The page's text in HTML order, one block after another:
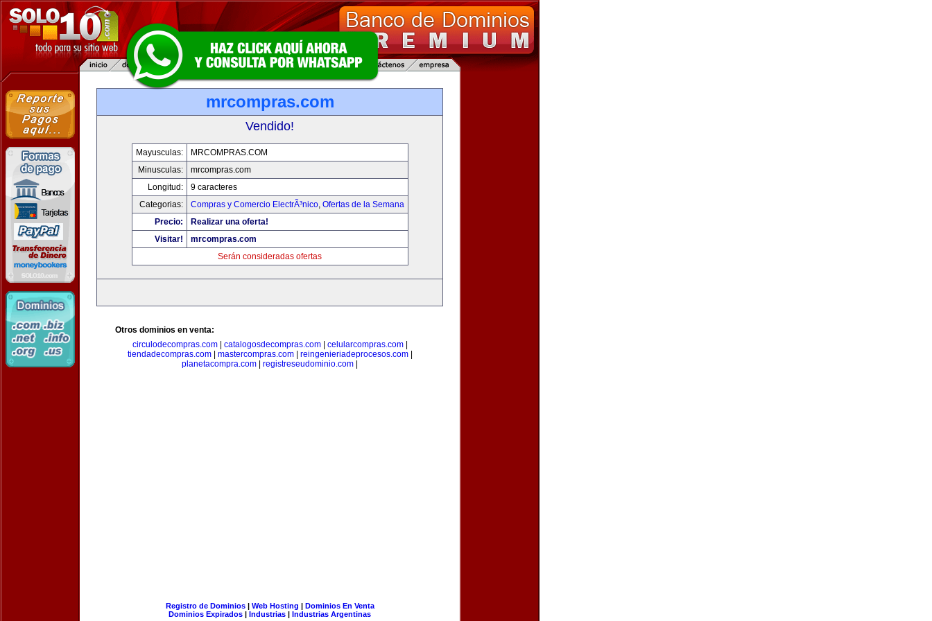
mrcompras.com
Vendido!
Mayusculas:
MRCOMPRAS.COM
Minusculas:
mrcompras.com
Longitud:
9 caracteres
Categorias:
Compras y Comercio ElectrÃ³nico, Ofertas de la Semana
Precio:
Realizar una oferta!
Visitar!
mrcompras.com
Serán consideradas ofertas
Otros dominios en venta:
circulodecompras.com| catalogosdecompras.com| celularcompras.com|
tiendadecompras.com| mastercompras.com| reingenieriadeprocesos.com|
planetacompra.com
registreseudominio.com
Registro de Dominios| Web Hosting | Dominios En Venta
Dominios Expirados | Industrias | Industrias Argentinas